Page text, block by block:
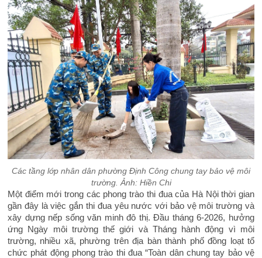
Các tầng lớp nhân dân phường Định Công chung tay bảo vệ môi
trường. Ảnh: Hiền Chi
Một điểm mới trong các phong trào thi đua của Hà Nội thời gian
gần đây là việc gắn thi đua yêu nước với bảo vệ môi trường và
xây dựng nếp sống văn minh đô thị. Đầu tháng 6-2026, hưởng
ứng Ngày môi trường thế giới và Tháng hành động vì môi
trường, nhiều xã, phường trên địa bàn thành phố đồng loạt tổ
chức phát động phong trào thi đua “Toàn dân chung tay bảo vệ